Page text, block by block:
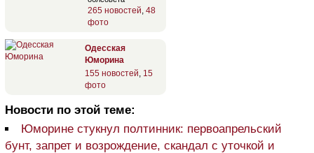
265 новостей 48
фото
Одесская
Юморина
155 новостей 15
фото
Новости по этой теме:
Юморине стукнул полтинник: первоапрельский
бунт, запрет и возрождение, скандал с уточкой и